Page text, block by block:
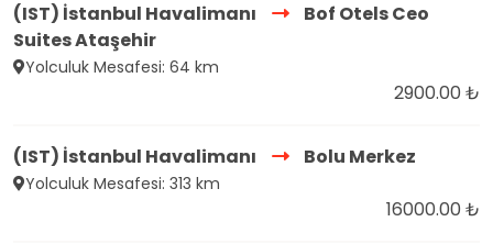
(IST) İstanbul Havalimanı
Bof Otels Ceo
Suites Ataşehir
Yolculuk Mesafesi: 64 km
2900.00 ₺
(IST) İstanbul Havalimanı Bolu Merkez
Yolculuk Mesafesi: 313 km
16000.00 ₺